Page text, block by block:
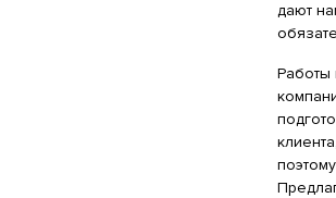
дают
Работы